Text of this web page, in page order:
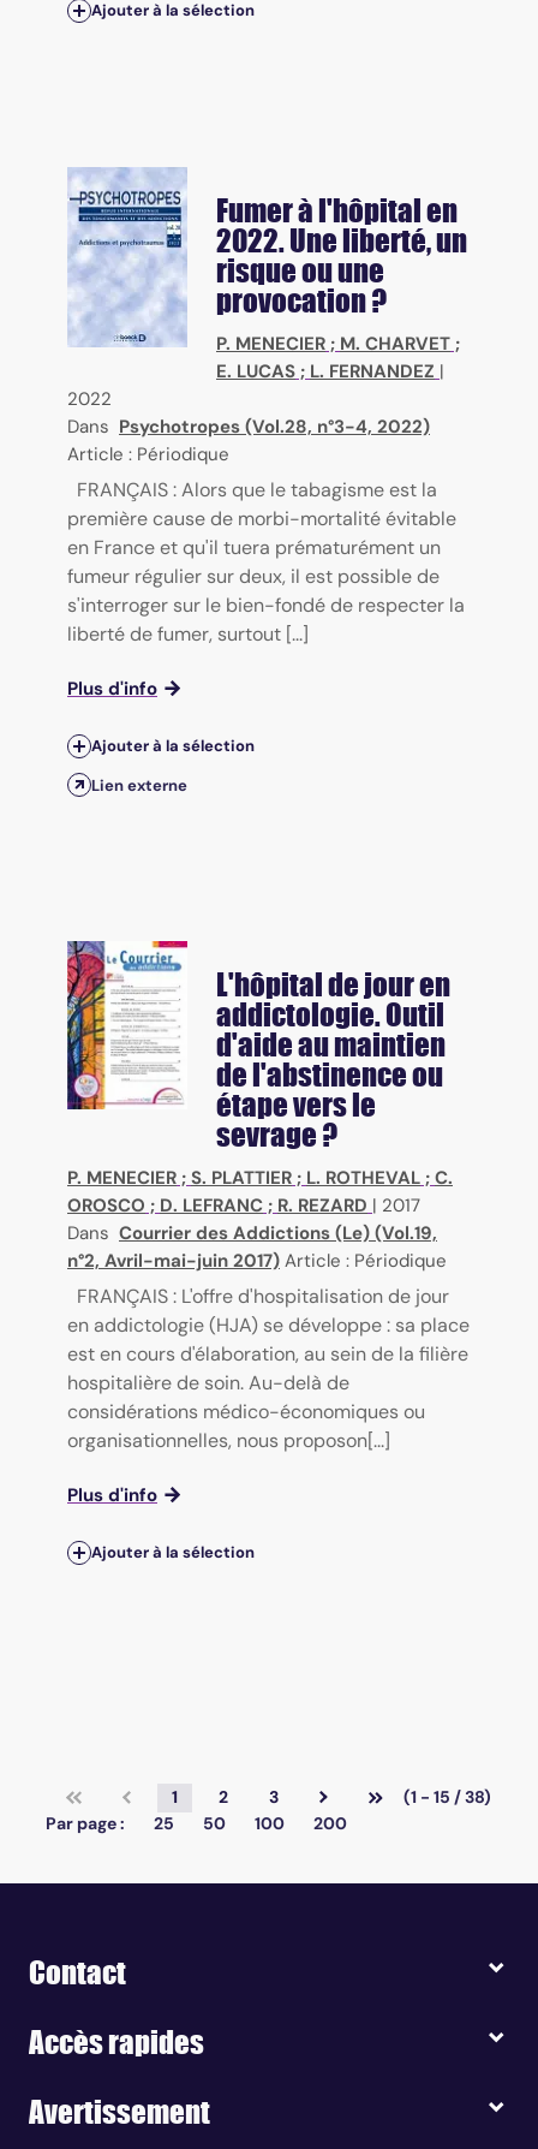
Ajouter à la sélection
Fumer à l'hôpital en
2022. Une liberté, un
risque ou une
provocation ?
P. MENECIER ; M. CHARVET ;
E. LUCAS ; L. FERNANDEZ |
2022
Dans Psychotropes (Vol.28, n°3-4, 2022)
Article : Périodique
FRANÇAIS : Alors que le tabagisme est la
première cause de morbi-mortalité évitable
en France et qu'il tuera prématurément un
fumeur régulier sur deux, il est possible de
s'interroger sur le bien-fondé de respecter la
liberté de fumer, surtout [...]
Plus d'info
Ajouter à la sélection
Lien externe
L'hôpital de jour en
addictologie. Outil
d'aide au maintien
de l'abstinence ou
étape vers le
sevrage ?
P. MENECIER ; S. PLATTIER ; L. ROTHEVAL ; C.
OROSCO ; D. LEFRANC ; R. REZARD | 2017
Dans Courrier des Addictions (Le) (Vol.19,
n°2, Avril-mai-juin 2017) Article : Périodique
FRANÇAIS : L'offre d'hospitalisation de jour
en addictologie (HJA) se développe : sa place
est en cours d'élaboration, au sein de la filière
hospitalière de soin. Au-delà de
considérations médico-économiques ou
organisationnelles, nous proposon[...]
Plus d'info
Ajouter à la sélection
1 2 3
(1 - 15 / 38)
Par page :
25 50 100 200
Contact
Accès rapides
Avertissement